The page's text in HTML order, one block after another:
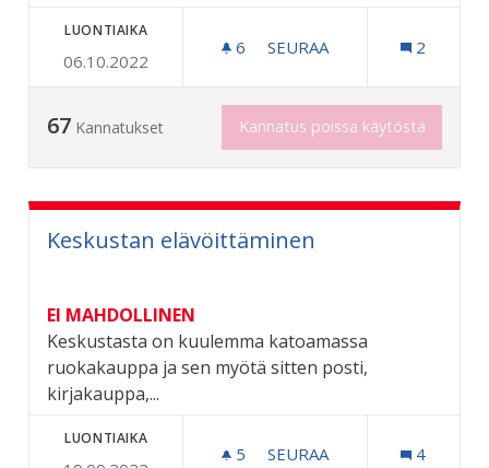
LUONTIAIKA
06.10.2022
6 6 SEURAAJAA
SEURAA 2
67 Kannatukset Kannatus poissa käytöstä
Keskustan elävöittäminen
EI MAHDOLLINEN
Keskustasta on kuulemma katoamassa
ruokakauppa ja sen myötä sitten posti,
kirjakauppa,...
LUONTIAIKA
5 5 SEURAAJAA
SEURAA 4